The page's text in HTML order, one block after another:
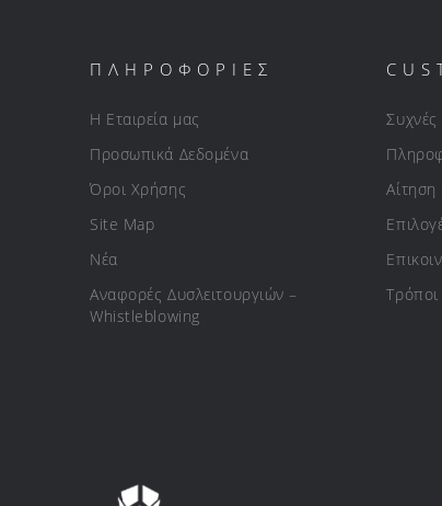
ΠΛΗΡΟΦΟΡΙΕΣ
Η Εταιρεία μας
Προσωπικά Δεδομένα
Όροι Χρήσης
Site Map
Νέα
Αναφορές Δυσλειτουργιών –
Whistleblowing
Συχνές